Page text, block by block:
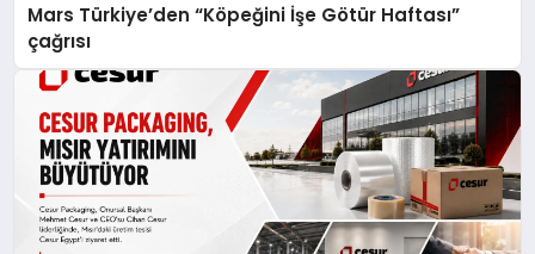
Mars Türkiye’den “Köpeğini İşe Götür Haftası”
çağrısı